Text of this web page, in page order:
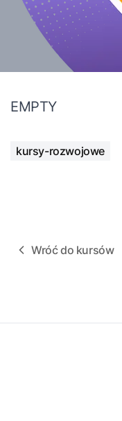
EMPTY
kursy-rozwojowe
Wróć do kursów